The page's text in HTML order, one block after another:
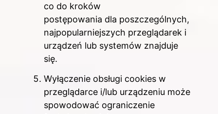
co do kroków
postępowania dla poszczególnych,
najpopularniejszych przeglądarek i
urządzeń lub systemów znajduje
się.
Wyłączenie obsługi cookies w
przeglądarce i/lub urządzeniu może
spowodować ograniczenie